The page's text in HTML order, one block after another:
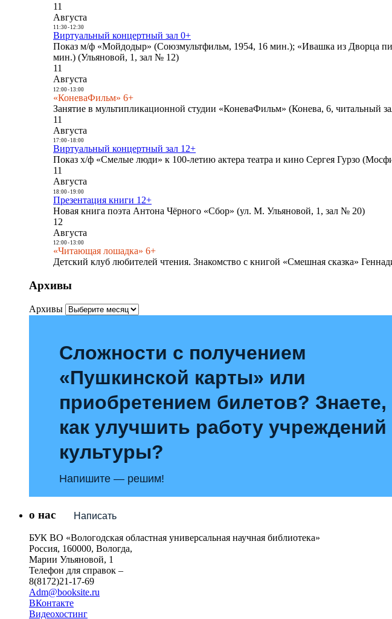
11
Августа
11:30- 12:30
Виртуальный концертный зал 0+
Показ м/ф «Мойдодыр» (Союзмультфильм, 1954, 16 мин.); «Ивашка из Дворца
мин.) (Ульяновой, 1, зал № 12)
11
Августа
12:00- 13:00
«КоневаФильм» 6+
Занятие в мультипликационной студии «КоневаФильм» (Конева, 6, читальный
11
Августа
17:00- 18:00
Виртуальный концертный зал 12+
Показ х/ф «Смелые люди» к 100-летию актера театра и кино Сергея Гурзо
11
Августа
18:00- 19:00
Презентация книги 12+
Новая книга поэта Антона Чёрного «Сбор» (ул. М. Ульяновой, 1, зал № 20)
12
Августа
12:00- 13:00
«Читающая лошадка» 6+
Детский клуб любителей чтения. Знакомство с книгой «Смешная сказка»
Архивы
Архивы
Сложности с получением
«Пушкинской карты» или
приобретением билетов? Знаете,
как улучшить работу учреждений
культуры?
Напишите — решим!
Написать
о нас
БУК ВО «Вологодская областная универсальная научная библиотека»
Россия, 160000, Вологда,
Марии Ульяновой, 1
Телефон для справок –
8(8172)21-17-69
Adm@booksite.ru
ВКонтакте
Видеохостинг